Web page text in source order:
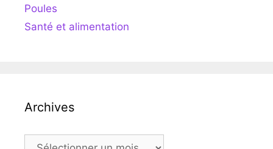
Poules
Santé et alimentation
Archives
Archives